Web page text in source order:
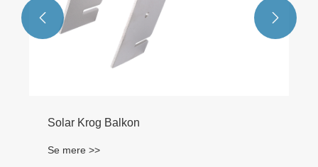
Solar Krog Balkon
Se mere >>
 